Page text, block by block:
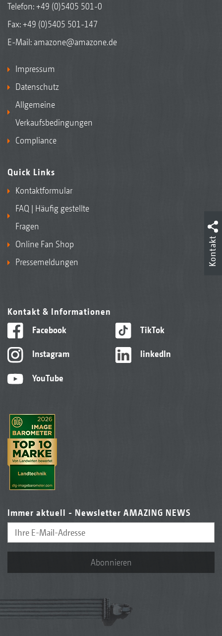
Telefon:+49 (0)5405 501-0
Fax: +49 (0)5405 501-147
E-Mail: amazone@amazone.de
Impressum
Datenschutz
Allgemeine
Verkaufsbedingungen
Compliance
Quick Links
Kontaktformular
FAQ | Häufig gestellte
Fragen
Online Fan Shop
Pressemeldungen
Kontakt & Informationen
Facebook
Instagram
YouTube
TikTok
linkedIn
Immer aktuell - Newsletter AMAZING NEWS
Abonnieren
Kontakt